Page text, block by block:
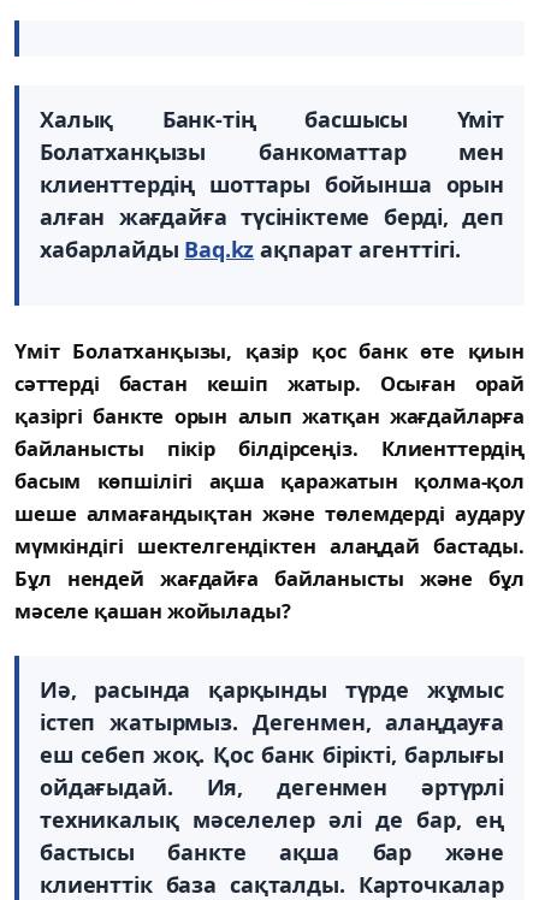
Халық Банк-тің басшысы Үміт
Болатханқызы
банкоматтар мен
клиенттердің шоттары бойынша орын
алған жағдайға түсініктеме берді, деп
хабарлайды Вaq.kz ақпарат агенттігі.
Үміт Болатханқызы, қазір қос банк өте қиын
сәттерді бастан кешіп жатыр. Осыған орай
қазіргі банкте орын алып жатқан жағдайларға
байланысты пікір білдірсеңіз. Клиенттердің
басым көпшілігі ақша қаражатын қолма-қол
шеше алмағандықтан және төлемдерді аудару
мүмкіндігі шектелгендіктен алаңдай бастады.
Бұл нендей жағдайға байланысты және бұл
мәселе қашан жойылады?
Иә, расында қарқынды түрде жұмыс
істеп жатырмыз. Дегенмен, алаңдауға
еш себеп жоқ. Қос банк бірікті, барлығы
ойдағыдай. Ия, дегенмен әртүрлі
техникалық мәселелер әлі де бар, ең
бастысы банкте ақша бар және
клиенттік база сақталды. Карточкалар